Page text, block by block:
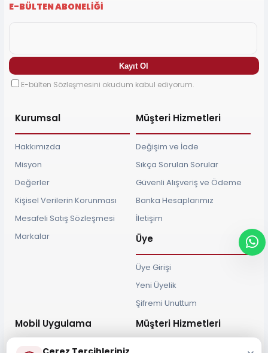
E-BÜLTEN ABONELİĞİ
E-bülten Sözleşmesini okudum kabul ediyorum.
Kurumsal
Hakkımızda
Misyon
Değerler
Kişisel Verilerin Korunması
Mesafeli Satış Sözleşmesi
Markalar
Müşteri Hizmetleri
Değişim ve İade
Sıkça Sorulan Sorular
Güvenli Alışveriş ve Ödeme
Banka Hesaplarımız
İletişim
Üye
Üye Girişi
Yeni Üyelik
Şifremi Unuttum
Mobil Uygulama Müşteri Hizmetleri